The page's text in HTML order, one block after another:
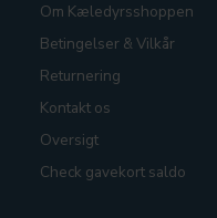
Om Kæledyrsshoppen
Betingelser & Vilkår
Returnering
Kontakt os
Oversigt
Check gavekort saldo